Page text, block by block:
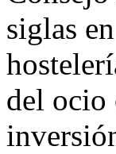
siglas
del ocio